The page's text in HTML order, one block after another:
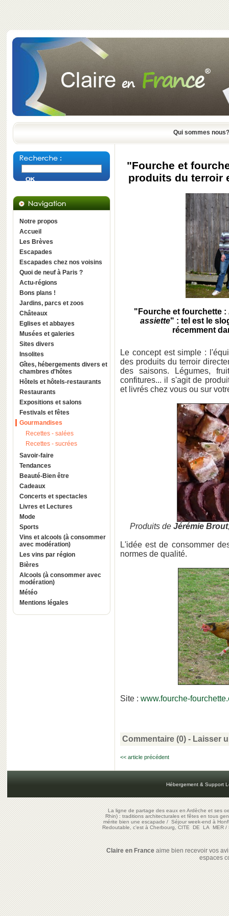
Qui sommes nous?
Notre propos
Accueil
Les Brèves
Escapades
Escapades chez nos voisins
Quoi de neuf à Paris ?
Actu-régions
Bons plans !
Jardins, parcs et zoos
Châteaux
Eglises et abbayes
Musées et galeries
Sites divers
Insolites
Gîtes, hébergements divers et
chambres d'hôtes
Hôtels et hôtels-restaurants
Restaurants
Expositions et salons
Festivals et fêtes
Gourmandises
Recettes - salées
Recettes - sucrées
Savoir-faire
Tendances
Beauté-Bien être
Cadeaux
Concerts et spectacles
Livres et Lectures
Mode
Sports
Vins et alcools (à consommer
avec modération)
Les vins par région
Bières
Alcools (à consommer avec
modération)
Météo
Mentions légales
"Fourche et
produits du terroir
" Fourche et fourchette :
assiette" : tel est le
récemment
Le concept est simple :
des produits du terroir
des saisons. Légumes,
confitures... il s'agit de
et livrés chez vous ou sur
Produits deJérémie Brout
L'idée est de consommer
normes de qualité.
Site : www.fourche-
Commentaire (0) - Laisser
<< article précédent
Hébergement & Support
La ligne de partage des eaux en Ardèche et ses
Rhin) : traditions architecturales et fêtes en tous
mérite bien une escapade/Séjour week-end à
Redoutable, c'est à Cherbourg, CITE DE LA MER/
Claire en Franceaime bien recevoir vos
espaces